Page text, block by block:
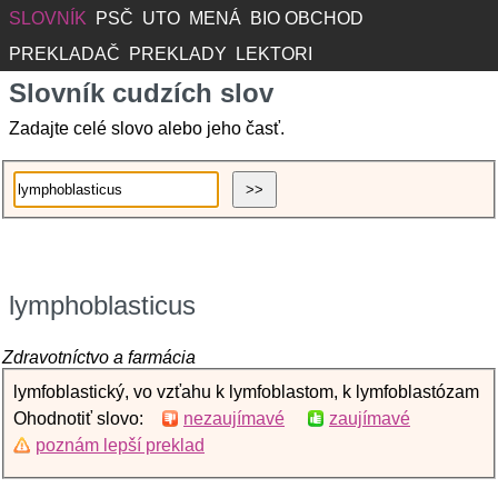
SLOVNÍK PSČ UTO MENÁ
BIO OBCHOD
PREKLADAČ
PREKLADY LEKTORI
Slovník cudzích slov
Zadajte celé slovo alebo jeho časť.
lymphoblasticus
Zdravotníctvo a farmácia
lymfoblastický, vo vzťahu k lymfoblastom, k lymfoblastózam
Ohodnotiť slovo:
nezaujímavé
zaujímavé
poznám lepší preklad